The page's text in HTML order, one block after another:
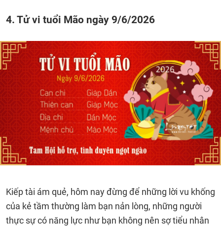
4. Tử vi tuổi Mão ngày 9/6/2026
Kiếp tài ám quẻ, hôm nay đừng để những lời vu khống
của kẻ tầm thường làm bạn nản lòng, những người
thực sự có năng lực như bạn không nên sợ tiểu nhân